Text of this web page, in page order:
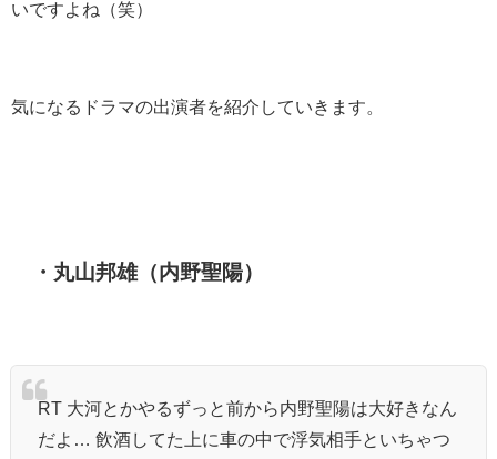
いですよね（笑）
気になるドラマの出演者を紹介していきます。
・丸山邦雄（内野聖陽）
RT 大河とかやるずっと前から内野聖陽は大好きなん
だよ… 飲酒してた上に車の中で浮気相手といちゃつ